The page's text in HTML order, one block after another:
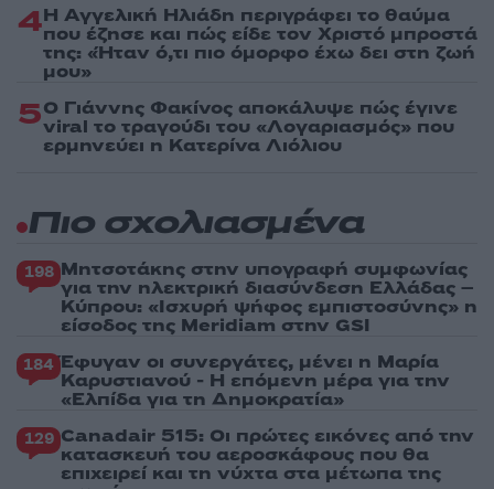
4Η Αγγελική Ηλιάδη περιγράφει το θαύμα
που έζησε και πώς είδε τον Χριστό μπροστά
της: «Ήταν ό,τι πιο όμορφο έχω δει στη ζωή
μου»
5Ο Γιάννης Φακίνος αποκάλυψε πώς έγινε
viral το τραγούδι του «Λογαριασμός» που
ερμηνεύει η Κατερίνα Λιόλιου
Πιο σχολιασμένα
198 Μητσοτάκης στην υπογραφή συμφωνίας
για την ηλεκτρική διασύνδεση Ελλάδας –
Κύπρου: «Ισχυρή ψήφος εμπιστοσύνης» η
είσοδος της Meridiam στην GSI
184 Έφυγαν οι συνεργάτες, μένει η Μαρία
Καρυστιανού - Η επόμενη μέρα για την
«Ελπίδα για τη Δημοκρατία»
129 Canadair 515: Οι πρώτες εικόνες από την
κατασκευή του αεροσκάφους που θα
επιχειρεί και τη νύχτα στα μέτωπα της